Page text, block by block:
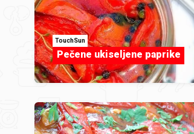
TouchSun
Pečene ukiseljene paprike